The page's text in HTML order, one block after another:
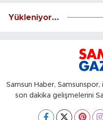
Yükleniyor...
Samsun Haber,
son dakika gelişmelerini